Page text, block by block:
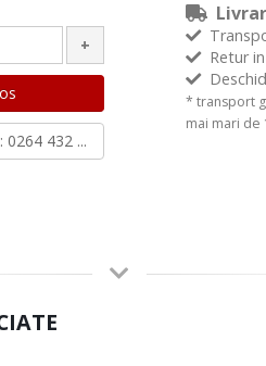
+
: 0264 432 ...
Retur
* transport
mai mari de